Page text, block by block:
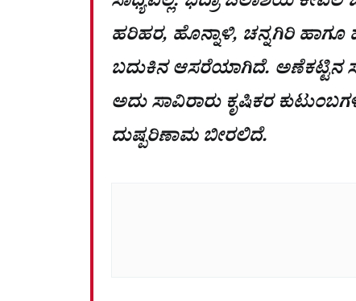
ಹರಿಹರ, ಹೊನ್ನಾಳಿ, ಚನ್ನಗಿರಿ ಹಾಗೂ
ಬದುಕಿನ ಆಸರೆಯಾಗಿದೆ. ಅಣೆಕಟ್ಟಿನ
ಅದು ಸಾವಿರಾರು ಕೃಷಿಕರ
ದುಷ್ಪರಿಣಾಮ ಬೀರಲಿದೆ.